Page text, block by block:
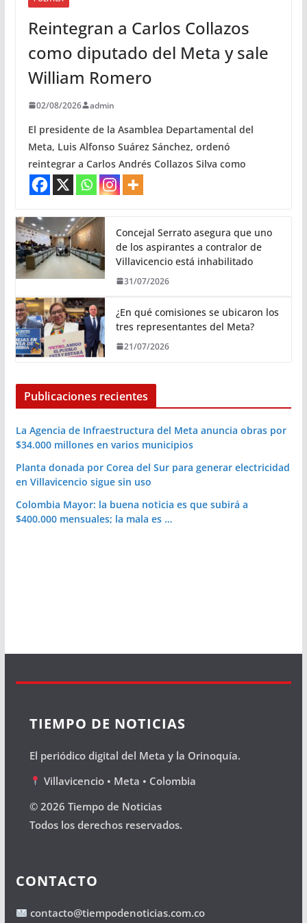
Reintegran a Carlos Collazos
como diputado del Meta y sale
William Romero
02/08/2026 admin
El presidente de la Asamblea Departamental del
Meta, Luis Alfonso Suárez Sánchez, ordenó
reintegrar a Carlos Andrés Collazos Silva como
Concejal Serrato asegura que uno
de los aspirantes a contralor de
Villavicencio está inhabilitado
31/07/2026
¿En qué comisiones se ubicaron los
tres representantes del Meta?
21/07/2026
Publicaciones recientes
La Agencia de Infraestructura del Meta anuncia obras por
$34.000 millones en varios municipios
Planta donada por Corea del Sur para generar electricidad
en Villavicencio sigue sin uso
Colombia Mayor: la buena noticia es que subirá a
$400.000 mensuales; la mala es …
TIEMPO DE NOTICIAS
El periódico digital del Meta y la Orinoquía.
Villavicencio • Meta • Colombia
© 2026 Tiempo de Noticias
Todos los derechos reservados.
CONTACTO
contacto@tiempodenoticias.com.co